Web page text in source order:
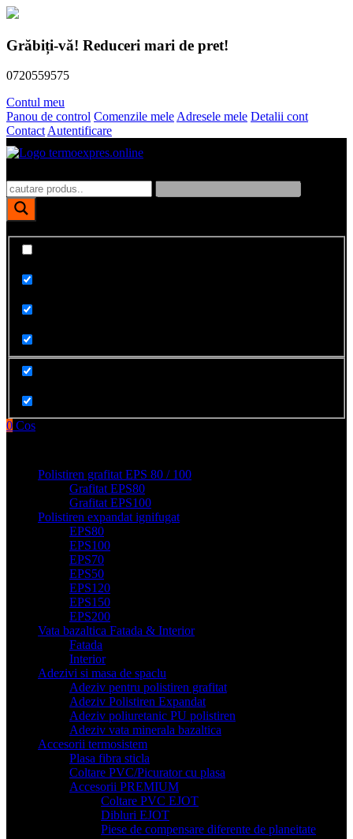
to
Grăbiți-vă! Reduceri mari de pret!
0720559575
Contul meu
Panou de control Comenzile meleAdresele mele Detalii cont
ContactAutentificare
TermoExpres
Polistiren, dibluri, vata bazaltica, tencuieli fatade
0 Cos
Polistiren grafitat EPS 80 / 100
Grafitat EPS80
Grafitat EPS100
Polistiren expandat ignifugat
EPS80
EPS100
EPS70
EPS50
EPS120
EPS150
EPS200
Vata bazaltica Fatada & Interior
Fatada
Interior
Adezivi si masa de spaclu
Adeziv pentru polistiren grafitat
Adeziv Polistiren Expandat
Adeziv poliuretanic PU polistiren
Adeziv vata minerala bazaltica
Accesorii termosistem
Plasa fibra sticla
Coltare PVC/Picurator cu plasa
Accesorii PREMIUM
Coltare PVC EJOT
Dibluri EJOT
Piese de compensare diferente de planeitate